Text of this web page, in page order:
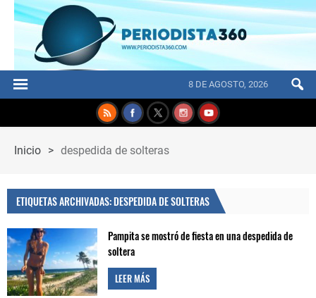
8 DE AGOSTO, 2026
Inicio > despedida de solteras
ETIQUETAS ARCHIVADAS: DESPEDIDA DE SOLTERAS
Pampita se mostró de fiesta en una despedida de
soltera
LEER MÁS